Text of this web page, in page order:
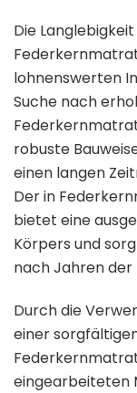
Die
lohnenswerten
Suche nach
robuste
einen langen
Der in
bietet eine
Körpers und
nach Jahren
Durch die
einer
eingearbeiteten